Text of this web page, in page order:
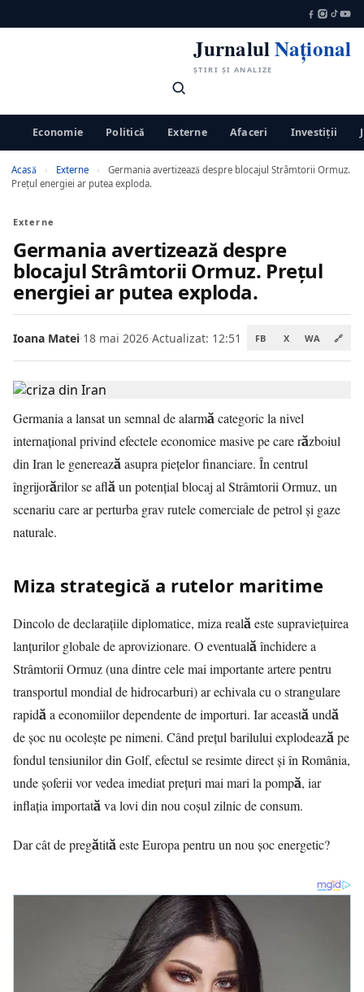
JurnalulNațional
ȘTIRI ȘI ANALIZE
Economie Politică Externe Afaceri Investiții
Acasă › Externe ›
Germania avertizează despre blocajul Strâmtorii Ormuz.
Prețul energiei ar putea exploda.
Externe
Germania avertizează despre
blocajul Strâmtorii Ormuz. Prețul
energiei ar putea exploda.
Ioana Matei·18 mai 2026·Actualizat: 12:51 FB X WA 🔗
Germania a lansat un semnal de alarmă categoric la nivel
internațional privind efectele economice masive pe care războiul
din Iran le generează asupra piețelor financiare. În centrul
îngrijorărilor se află un potențial blocaj al Strâmtorii Ormuz, un
scenariu care ar perturba grav rutele comerciale de petrol și gaze
naturale.
Miza strategică a rutelor maritime
Dincolo de declarațiile diplomatice, miza reală este supraviețuirea
lanțurilor globale de aprovizionare. O eventuală închidere a
Strâmtorii Ormuz (una dintre cele mai importante artere pentru
transportul mondial de hidrocarburi) ar echivala cu o strangulare
rapidă a economiilor dependente de importuri. Iar această undă
de șoc nu ocolește pe nimeni. Când prețul barilului explodează pe
fondul tensiunilor din Golf, efectul se resimte direct și în România,
unde șoferii vor vedea imediat prețuri mai mari la pompă, iar
inflația importată va lovi din nou coșul zilnic de consum.
Dar cât de pregătită este Europa pentru un nou șoc energetic?